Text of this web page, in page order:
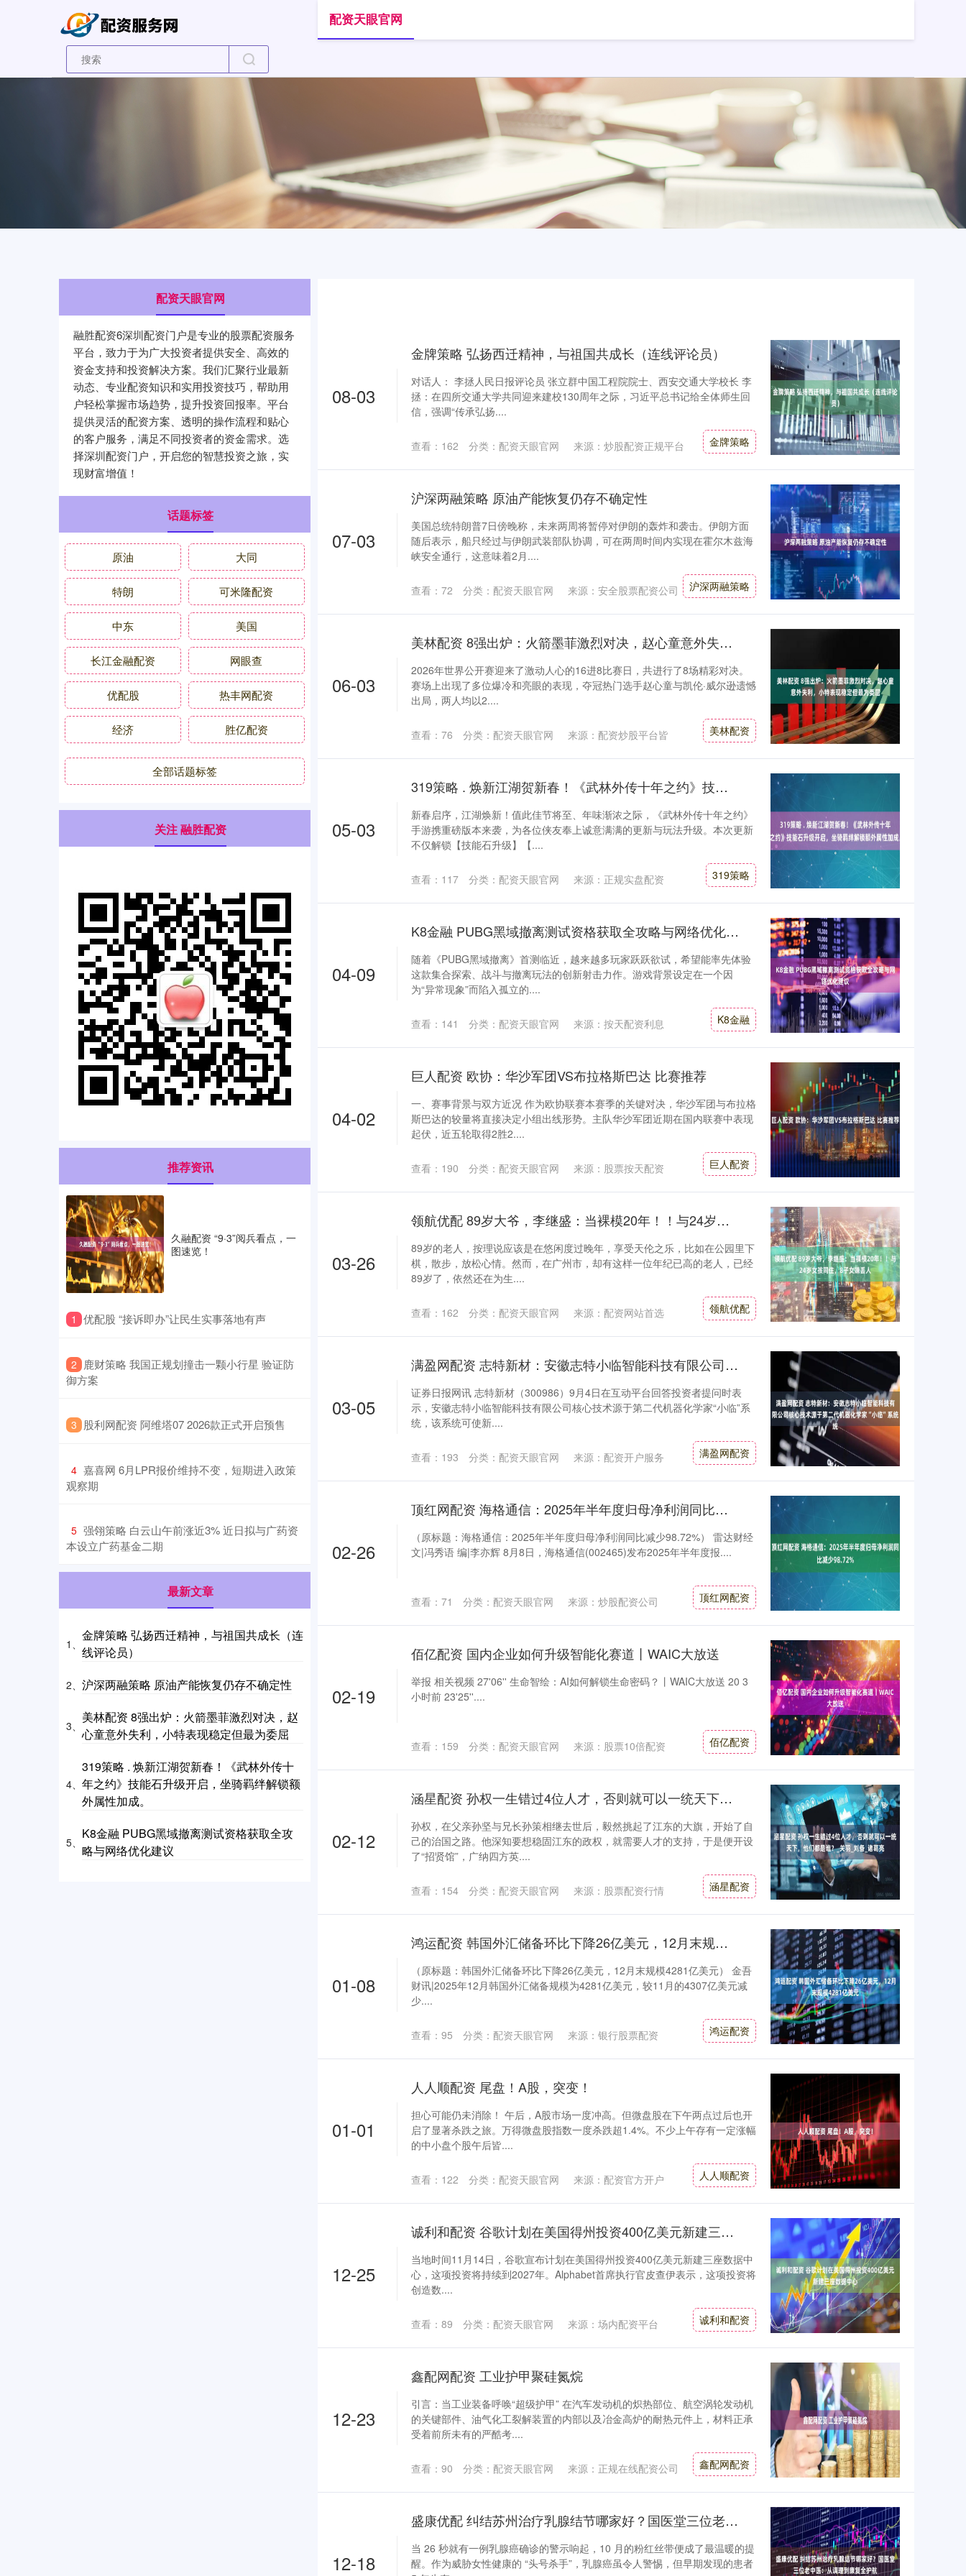
配资天眼官网
08-03
金牌策略 弘扬西迁精神，与祖国共成长（连线评论员）
对话人： 李拯人民日报评论员 张立群中国工程院院士、西安交通大学校长 李
拯：在四所交通大学共同迎来建校130周年之际，习近平总书记给全体师生回
信，强调“传承弘扬....
金牌策略
来源：炒股配资正规平台
查看： 162 分类： 配资天眼官网
07-03
沪深两融策略 原油产能恢复仍存不确定性
美国总统特朗普7日傍晚称，未来两周将暂停对伊朗的轰炸和袭击。伊朗方面
随后表示，船只经过与伊朗武装部队协调，可在两周时间内实现在霍尔木兹海
峡安全通行，这意味着2月....
沪深两融策略
来源：安全股票配资公司
查看： 72 分类： 配资天眼官网
06-03
美林配资 8强出炉：火箭墨菲激烈对决，赵心童意外失利，小特表现稳定但最为委屈
2026年世界公开赛迎来了激动人心的16进8比赛日，共进行了8场精彩对决。
赛场上出现了多位爆冷和亮眼的表现，夺冠热门选手赵心童与凯伦·威尔逊遗憾
出局，两人均以2....
美林配资
来源：配资炒股平台皆
查看： 76 分类： 配资天眼官网
05-03
319策略 . 焕新江湖贺新春！《武林外传十年之约》技能石升级开启，坐骑羁绊解锁额外属性加成。
新春启序，江湖焕新！值此佳节将至、年味渐浓之际，《武林外传十年之约》
手游携重磅版本来袭，为各位侠友奉上诚意满满的更新与玩法升级。本次更新
不仅解锁【技能石升级】【....
319策略
来源：正规实盘配资
查看： 117 分类： 配资天眼官网
04-09
K8金融 PUBG黑域撤离测试资格获取全攻略与网络优化建议
随着《PUBG黑域撤离》首测临近，越来越多玩家跃跃欲试，希望能率先体验
这款集合探索、战斗与撤离玩法的创新射击力作。游戏背景设定在一个因
为“异常现象”而陷入孤立的....
K8金融
来源：按天配资利息
查看： 141 分类： 配资天眼官网
04-02
巨人配资 欧协：华沙军团VS布拉格斯巴达 比赛推荐
一、赛事背景与双方近况 作为欧协联赛本赛季的关键对决，华沙军团与布拉格
斯巴达的较量将直接决定小组出线形势。主队华沙军团近期在国内联赛中表现
起伏，近五轮取得2胜2....
巨人配资
来源：股票按天配资
查看： 190 分类： 配资天眼官网
03-26
领航优配 89岁大爷，李继盛：当裸模20年！！与24岁女孩同住，8子女嫌丢人
89岁的老人，按理说应该是在悠闲度过晚年，享受天伦之乐，比如在公园里下
棋，散步，放松心情。然而，在广州市，却有这样一位年纪已高的老人，已经
89岁了，依然还在为生....
领航优配
来源：配资网站首选
查看： 162 分类： 配资天眼官网
03-05
满盈网配资 志特新材：安徽志特小临智能科技有限公司核心技术源于第二代机器化学家“小临”系统
证券日报网讯 志特新材（300986）9月4日在互动平台回答投资者提问时表
示，安徽志特小临智能科技有限公司核心技术源于第二代机器化学家“小临”系
统，该系统可使新....
满盈网配资
来源：配资开户服务
查看： 193 分类： 配资天眼官网
02-26
顶红网配资 海格通信：2025年半年度归母净利润同比减少98.72%
（原标题：海格通信：2025年半年度归母净利润同比减少98.72%） 雷达财经
文|冯秀语 编|李亦辉 8月8日，海格通信(002465)发布2025年半年度报....
顶红网配资
来源：炒股配资公司
查看： 71 分类： 配资天眼官网
02-19
佰亿配资 国内企业如何升级智能化赛道丨WAIC大放送
举报 相关视频 27'06'' 生命智绘：AI如何解锁生命密码？丨WAIC大放送 20 3
小时前 23'25''....
佰亿配资
来源：股票10倍配资
查看： 159 分类： 配资天眼官网
02-12
涵星配资 孙权一生错过4位人才，否则就可以一统天下，他们都是谁？_关羽_刘备_诸葛亮
孙权，在父亲孙坚与兄长孙策相继去世后，毅然挑起了江东的大旗，开始了自
己的治国之路。他深知要想稳固江东的政权，就需要人才的支持，于是便开设
了“招贤馆”，广纳四方英....
涵星配资
来源：股票配资行情
查看： 154 分类： 配资天眼官网
01-08
鸿运配资 韩国外汇储备环比下降26亿美元，12月末规模4281亿美元
（原标题：韩国外汇储备环比下降26亿美元，12月末规模4281亿美元） 金吾
财讯|2025年12月韩国外汇储备规模为4281亿美元，较11月的4307亿美元减
少....
鸿运配资
来源：银行股票配资
查看： 95 分类： 配资天眼官网
01-01
人人顺配资 尾盘！A股，突变！
担心可能仍未消除！ 午后，A股市场一度冲高。但微盘股在下午两点过后也开
启了显著杀跌之旅。万得微盘股指数一度杀跌超1.4%。不少上午存有一定涨幅
的中小盘个股午后皆....
人人顺配资
来源：配资官方开户
查看： 122 分类： 配资天眼官网
12-25
诚利和配资 谷歌计划在美国得州投资400亿美元新建三座数据中心
当地时间11月14日，谷歌宣布计划在美国得州投资400亿美元新建三座数据中
心，这项投资将持续到2027年。Alphabet首席执行官皮查伊表示，这项投资将
创造数....
诚利和配资
来源：场内配资平台
查看： 89 分类： 配资天眼官网
12-23
鑫配网配资 工业护甲聚硅氮烷
引言：当工业装备呼唤“超级护甲” 在汽车发动机的炽热部位、航空涡轮发动机
的关键部件、油气化工裂解装置的内部以及冶金高炉的耐热元件上，材料正承
受着前所未有的严酷考....
鑫配网配资
来源：正规在线配资公司
查看： 90 分类： 配资天眼官网
12-18
盛康优配 纠结苏州治疗乳腺结节哪家好？国医堂三位老中医：从调理到康复全护航
当 26 秒就有一例乳腺癌确诊的警示响起，10 月的粉红丝带便成了最温暖的提
醒。作为威胁女性健康的 “头号杀手”，乳腺癌虽令人警惕，但早期发现的患者
配资天眼官网
融胜配资6深圳配资门户是专业的股票配资服务
平台，致力于为广大投资者提供安全、高效的
资金支持和投资解决方案。我们汇聚行业最新
动态、专业配资知识和实用投资技巧，帮助用
户轻松掌握市场趋势，提升投资回报率。平台
提供灵活的配资方案、透明的操作流程和贴心
的客户服务，满足不同投资者的资金需求。选
择深圳配资门户，开启您的智慧投资之旅，实
现财富增值！
话题标签
原油 大同
特朗 可米隆配资
中东 美国
长江金融配资 网眼查
优配股 热丰网配资
经济 胜亿配资
全部话题标签
关注 融胜配资
推荐资讯
久融配资 “9·3”阅兵看点，一
图速览！
1 ​优配股 “接诉即办”让民生实事落地有声
2 ​鹿财策略 我国正规划撞击一颗小行星 验证防
御方案
3 ​股利网配资 阿维塔07 2026款正式开启预售
4 ​嘉喜网 6月LPR报价维持不变，短期进入政策
观察期
5 ​强翎策略 白云山午前涨近3% 近日拟与广药资
本设立广药基金二期
最新文章
1、
金牌策略 弘扬西迁精神，与祖国共成长（连
线评论员）
2、 沪深两融策略 原油产能恢复仍存不确定性
3、
美林配资 8强出炉：火箭墨菲激烈对决，赵
心童意外失利，小特表现稳定但最为委屈
4、
319策略 . 焕新江湖贺新春！《武林外传十
年之约》技能石升级开启，坐骑羁绊解锁额
外属性加成。
5、
K8金融 PUBG黑域撤离测试资格获取全攻
略与网络优化建议